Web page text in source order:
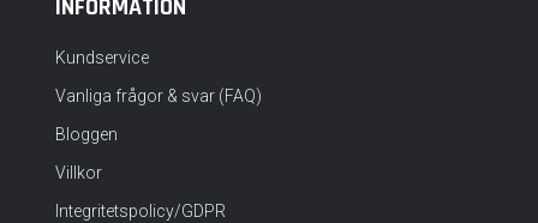
INFORMATION
Kundservice
Vanliga frågor & svar (FAQ)
Bloggen
Villkor
Integritetspolicy/GDPR